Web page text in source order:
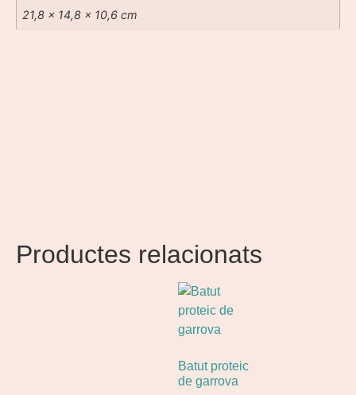
21,8 × 14,8 × 10,6 cm
Productes relacionats
Batut proteic
de garrova